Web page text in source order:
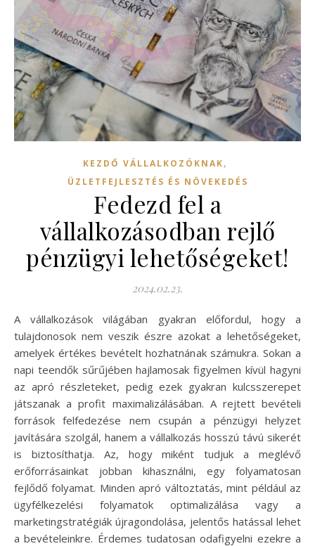
KEZDŐ VÁLLALKOZÓKNAK,
ÜZLETFEJLESZTÉS ÉS NÖVEKEDÉS
Fedezd fel a
vállalkozásodban rejlő
pénzügyi lehetőségeket!
2024.02.23.
A vállalkozások világában gyakran előfordul, hogy a
tulajdonosok nem veszik észre azokat a lehetőségeket,
amelyek értékes bevételt hozhatnának számukra. Sokan a
napi teendők sűrűjében hajlamosak figyelmen kívül hagyni
az apró részleteket, pedig ezek gyakran kulcsszerepet
játszanak a profit maximalizálásában. A rejtett bevételi
források felfedezése nem csupán a pénzügyi helyzet
javítására szolgál, hanem a vállalkozás hosszú távú sikerét
is biztosíthatja. Az, hogy miként tudjuk a meglévő
erőforrásainkat jobban kihasználni, egy folyamatosan
fejlődő folyamat. Minden apró változtatás, mint például az
ügyfélkezelési folyamatok optimalizálása vagy a
marketingstratégiák újragondolása, jelentős hatással lehet
a bevételeinkre. Érdemes tudatosan odafigyelni ezekre a